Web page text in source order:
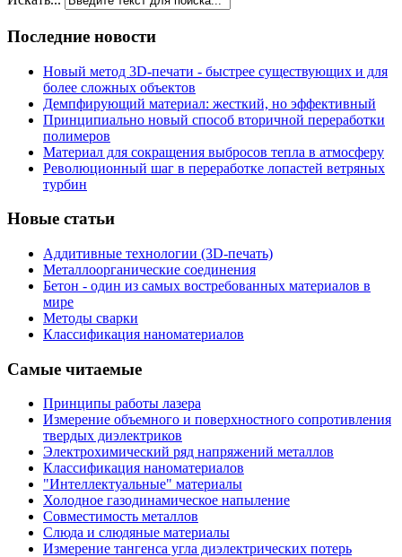
Последние новости
Новый метод 3D-печати - быстрее существующих и для
более сложных объектов
Демпфирующий материал: жесткий, но эффективный
Принципиально новый способ вторичной переработки
полимеров
Материал для сокращения выбросов тепла в атмосферу
Революционный шаг в переработке лопастей ветряных
турбин
Новые статьи
Аддитивные технологии (3D-печать)
Металлоорганические соединения
Бетон - один из самых востребованных материалов в
мире
Методы сварки
Классификация наноматериалов
Самые читаемые
Принципы работы лазера
Измерение объемного и поверхностного сопротивления
твердых диэлектриков
Электрохимический ряд напряжений металлов
Классификация наноматериалов
"Интеллектуальные" материалы
Холодное газодинамическое напыление
Совместимость металлов
Слюда и слюдяные материалы
Измерение тангенса угла диэлектрических потерь